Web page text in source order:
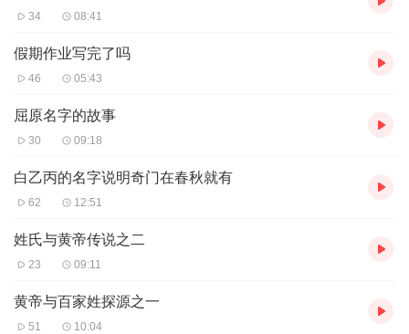
34 08:41
假期作业写完了吗
46 05:43
屈原名字的故事
30 09:18
白乙丙的名字说明奇门在春秋就有
62 12:51
姓氏与黄帝传说之二
23 09:11
黄帝与百家姓探源之一
51 10:04